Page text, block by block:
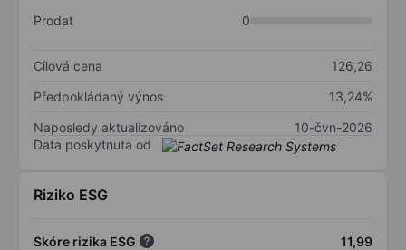
Prodat
0
Cílová cena
126,26
Předpokládaný výnos
13,24%
Naposledy aktualizováno
10-čvn-2026
Data poskytnuta od
Riziko ESG
Skóre rizika ESG
11,99